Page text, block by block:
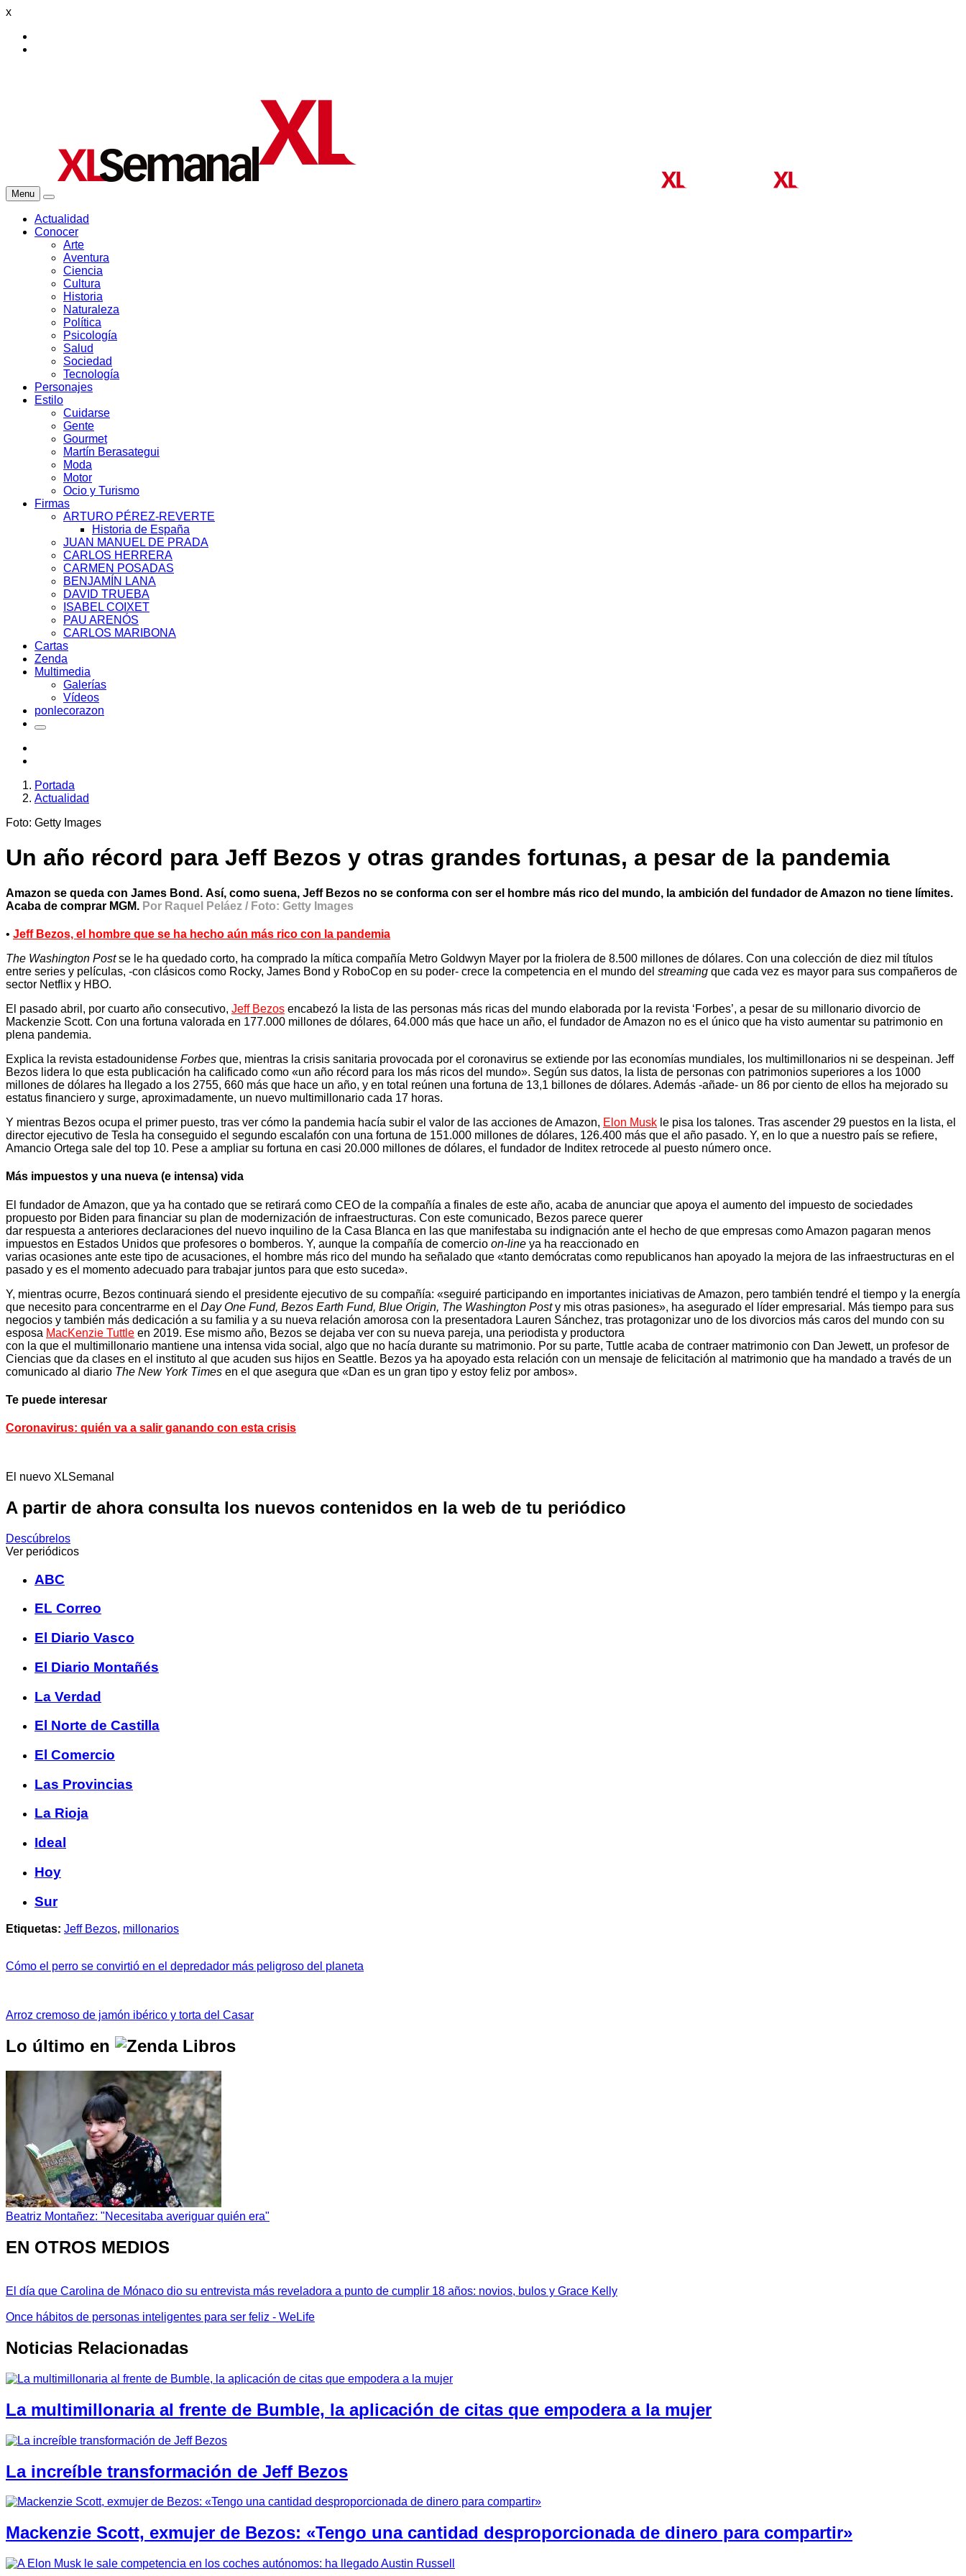
x
Menu
Actualidad
Conocer
Arte
Aventura
Ciencia
Cultura
Historia
Naturaleza
Política
Psicología
Salud
Sociedad
Tecnología
Personajes
Estilo
Cuidarse
Gente
Gourmet
Martín Berasategui
Moda
Motor
Ocio y Turismo
Firmas
ARTURO PÉREZ-REVERTE
Historia de España
JUAN MANUEL DE PRADA
CARLOS HERRERA
CARMEN POSADAS
BENJAMÍN LANA
DAVID TRUEBA
ISABEL COIXET
PAU ARENÓS
CARLOS MARIBONA
Cartas
Zenda
Multimedia
Galerías
Vídeos
ponlecorazon
Portada
Actualidad
Foto: Getty Images
Un año récord para Jeff Bezos y otras grandes fortunas, a pesar de la pandemia
Amazon se queda con James Bond. Así, como suena, Jeff Bezos no se conforma con ser el hombre más rico del mundo, la ambición del fundador de Amazon no tiene límites.
Acaba de comprar MGM. Por Raquel Peláez / Foto: Getty Images
• Jeff Bezos, el hombre que se ha hecho aún más rico con la pandemia
The Washington Postse le ha quedado corto, ha comprado la mítica compañía Metro Goldwyn Mayer por la friolera de 8.500 millones de dólares. Con una colección de diez mil títulos
entre series y películas, -con clásicos como Rocky, James Bond y RoboCop en su poder- crece la competencia en el mundo del streaming que cada vez es mayor para sus compañeros de
sector Netflix y HBO.
El pasado abril, por cuarto año consecutivo, Jeff Bezos encabezó la lista de las personas más ricas del mundo elaborada por la revista ‘Forbes’, a pesar de su millonario divorcio de
Mackenzie Scott. Con una fortuna valorada en 177.000 millones de dólares, 64.000 más que hace un año, el fundador de Amazon no es el único que ha visto aumentar su patrimonio en
plena pandemia.
Explica la revista estadounidense Forbes que, mientras la crisis sanitaria provocada por el coronavirus se extiende por las economías mundiales, los multimillonarios ni se despeinan. Jeff
Bezos lidera lo que esta publicación ha calificado como «un año récord para los más ricos del mundo». Según sus datos, la lista de personas con patrimonios superiores a los 1000
millones de dólares ha llegado a los 2755, 660 más que hace un año, y en total reúnen una fortuna de 13,1 billones de dólares. Además -añade- un 86 por ciento de ellos ha mejorado su
estatus financiero y surge, aproximadamente, un nuevo multimillonario cada 17 horas.
Y mientras Bezos ocupa el primer puesto, tras ver cómo la pandemia hacía subir el valor de las acciones de Amazon, Elon Musk le pisa los talones. Tras ascender 29 puestos en la lista, el
director ejecutivo de Tesla ha conseguido el segundo escalafón con una fortuna de 151.000 millones de dólares, 126.400 más que el año pasado. Y, en lo que a nuestro país se refiere,
Amancio Ortega sale del top 10. Pese a ampliar su fortuna en casi 20.000 millones de dólares, el fundador de Inditex retrocede al puesto número once.
Más impuestos y una nueva (e intensa) vida
El fundador de Amazon, que ya ha contado que se retirará como CEO de la compañía a finales de este año, acaba de anunciar que apoya el aumento del impuesto de sociedades
propuesto por Biden para financiar su plan de modernización de infraestructuras. Con este comunicado, Bezos parece querer
dar respuesta a anteriores declaraciones del nuevo inquilino de la Casa Blanca en las que manifestaba su indignación ante el hecho de que empresas como Amazon pagaran menos
impuestos en Estados Unidos que profesores o bomberos. Y, aunque la compañía de comercio on-line ya ha reaccionado en
varias ocasiones ante este tipo de acusaciones, el hombre más rico del mundo ha señalado que «tanto demócratas como republicanos han apoyado la mejora de las infraestructuras en el
pasado y es el momento adecuado para trabajar juntos para que esto suceda».
Y, mientras ocurre, Bezos continuará siendo el presidente ejecutivo de su compañía: «seguiré participando en importantes iniciativas de Amazon, pero también tendré el tiempo y la energía
que necesito para concentrarme en el Day One Fund, Bezos Earth Fund, Blue Origin, The Washington Posty mis otras pasiones», ha asegurado el líder empresarial. Más tiempo para sus
negocios y también más dedicación a su familia y a su nueva relación amorosa con la presentadora Lauren Sánchez, tras protagonizar uno de los divorcios más caros del mundo con su
esposa MacKenzie Tuttle en 2019. Ese mismo año, Bezos se dejaba ver con su nueva pareja, una periodista y productora
con la que el multimillonario mantiene una intensa vida social, algo que no hacía durante su matrimonio. Por su parte, Tuttle acaba de contraer matrimonio con Dan Jewett, un profesor de
Ciencias que da clases en el instituto al que acuden sus hijos en Seattle. Bezos ya ha apoyado esta relación con un mensaje de felicitación al matrimonio que ha mandado a través de un
comunicado al diario The New York Times en el que asegura que «Dan es un gran tipo y estoy feliz por ambos».
Te puede interesar
Coronavirus: quién va a salir ganando con esta crisis
El nuevo XLSemanal
A partir de ahora consulta los nuevos contenidos en la web de tu periódico
Descúbrelos
Ver periódicos
ABC
EL Correo
El Diario Vasco
El Diario Montañés
La Verdad
El Norte de Castilla
El Comercio
Las Provincias
La Rioja
Ideal
Hoy
Sur
Etiquetas: Jeff Bezos, millonarios
Cómo el perro se convirtió en el depredador más peligroso del planeta
Arroz cremoso de jamón ibérico y torta del Casar
Lo último en
Beatriz Montañez: "Necesitaba averiguar quién era"
EN OTROS MEDIOS
El día que Carolina de Mónaco dio su entrevista más reveladora a punto de cumplir 18 años: novios, bulos y Grace Kelly
Once hábitos de personas inteligentes para ser feliz - WeLife
Noticias Relacionadas
La multimillonaria al frente de Bumble, la aplicación de citas que empodera a la mujer
La increíble transformación de Jeff Bezos
Mackenzie Scott, exmujer de Bezos: «Tengo una cantidad desproporcionada de dinero para compartir»